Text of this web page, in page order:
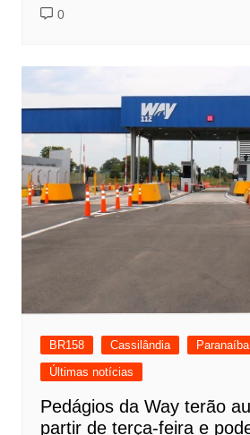
0
BR158 Cassilândia
Paranaíba
Últimas notícias
Pedágios da Way terão
partir de terça-feira e